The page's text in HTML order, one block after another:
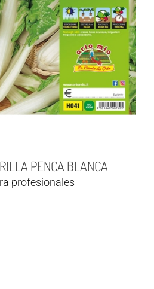
PENCA BLANCA
profesionales